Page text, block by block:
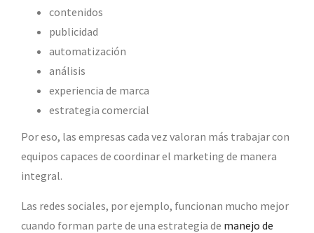
contenidos
publicidad
automatización
análisis
experiencia de marca
estrategia comercial
Por eso, las empresas cada vez valoran más trabajar con
equipos capaces de coordinar el marketing de manera
integral.
Las redes sociales, por ejemplo, funcionan mucho mejor
cuando forman parte de una estrategia de manejo de